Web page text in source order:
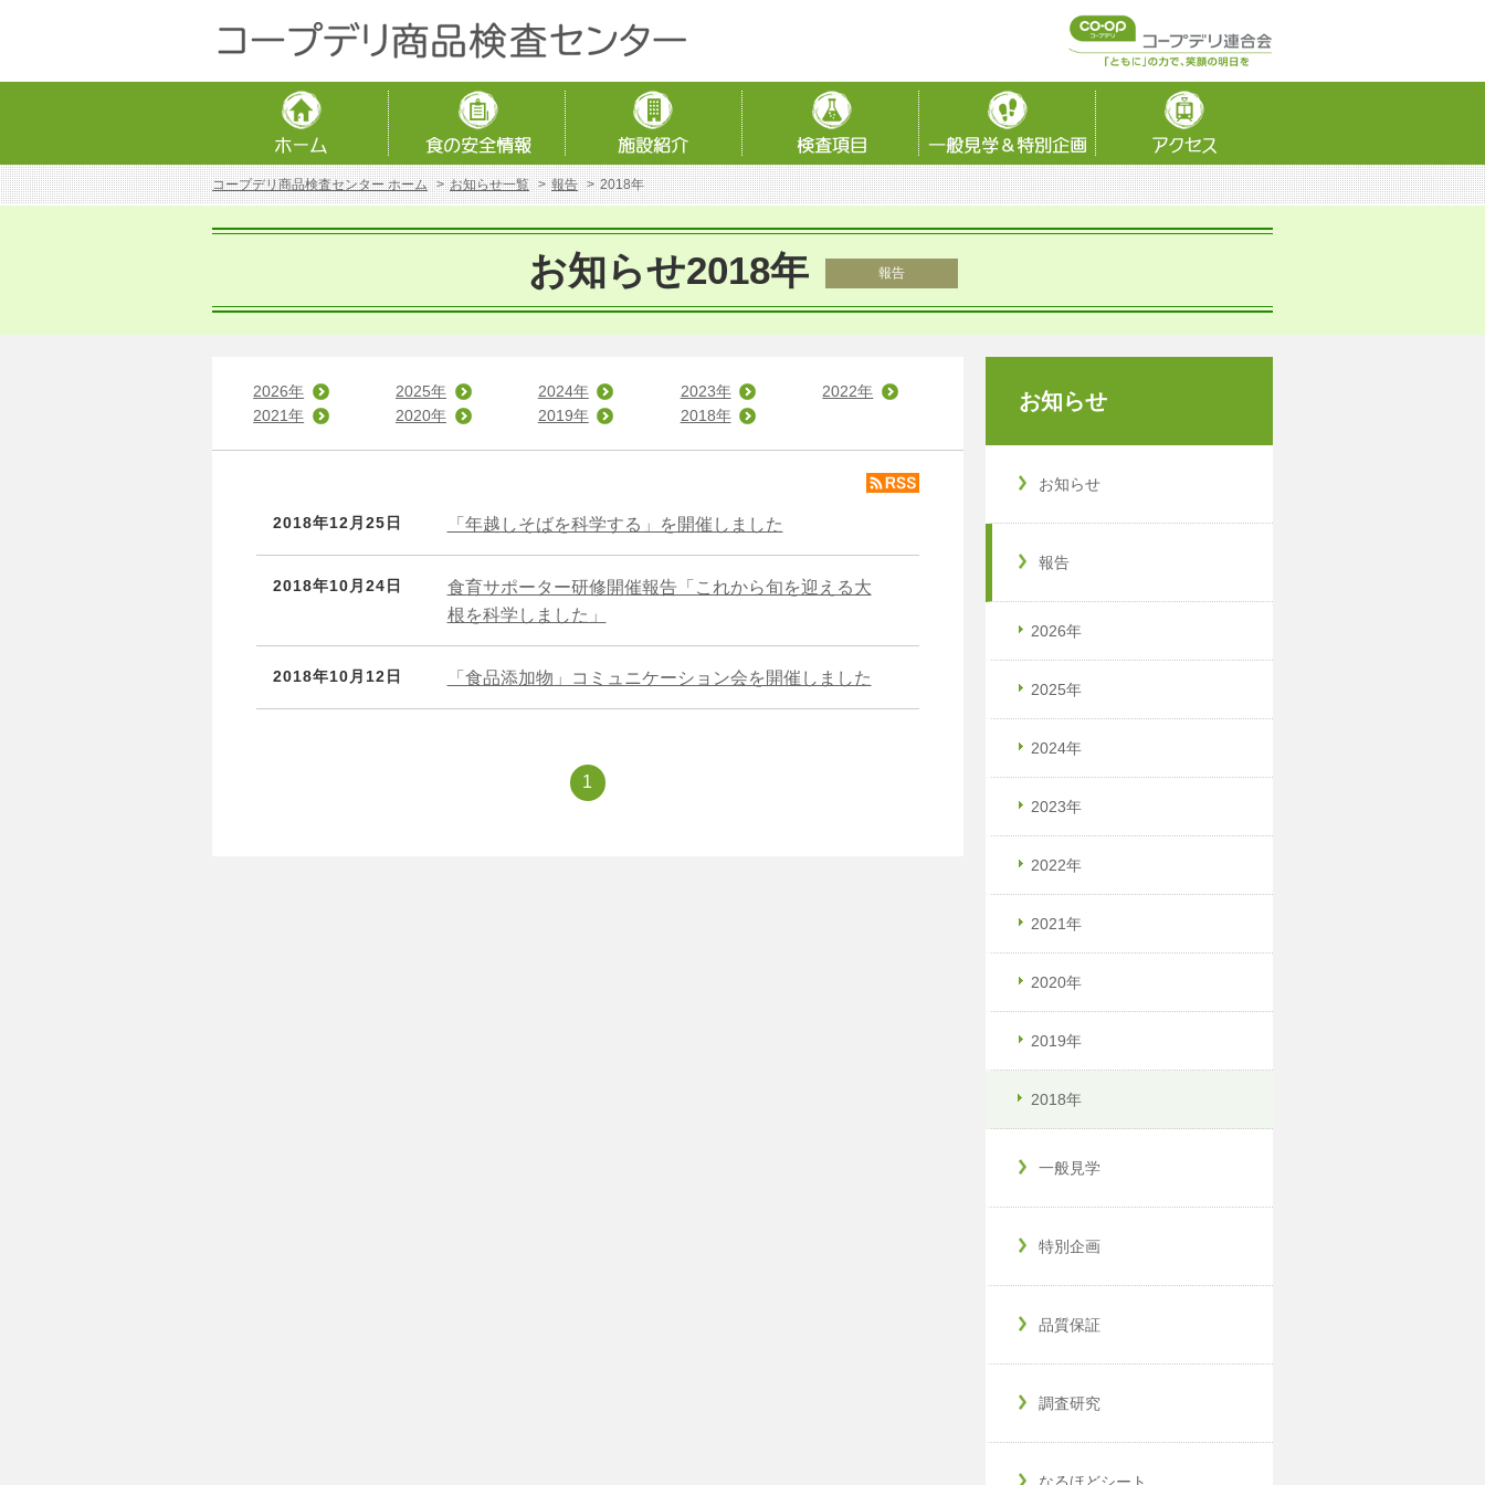
コープデリ商品検査センター ホーム お知らせ一覧 報告 2018年
お知らせ2018年 報告
2026年 2025年 2024年 2023年
2022年
2021年
2020年 2019年 2018年
2018年12月25日 「年越しそばを科学する」を開催しました
2018年10月24日
食育サポーター研修開催報告「これから旬を迎える大
根を科学しました」
2018年10月12日 「食品添加物」コミュニケーション会を開催しました
1
お知らせ
お知らせ
報告
2026年
2025年
2024年
2023年
2022年
2021年
2020年
2019年
2018年
一般見学
特別企画
品質保証
調査研究